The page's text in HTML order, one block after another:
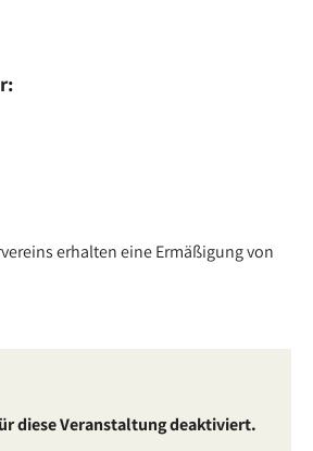
erhalten eine Ermäßigung von
diese Veranstaltung deaktiviert.